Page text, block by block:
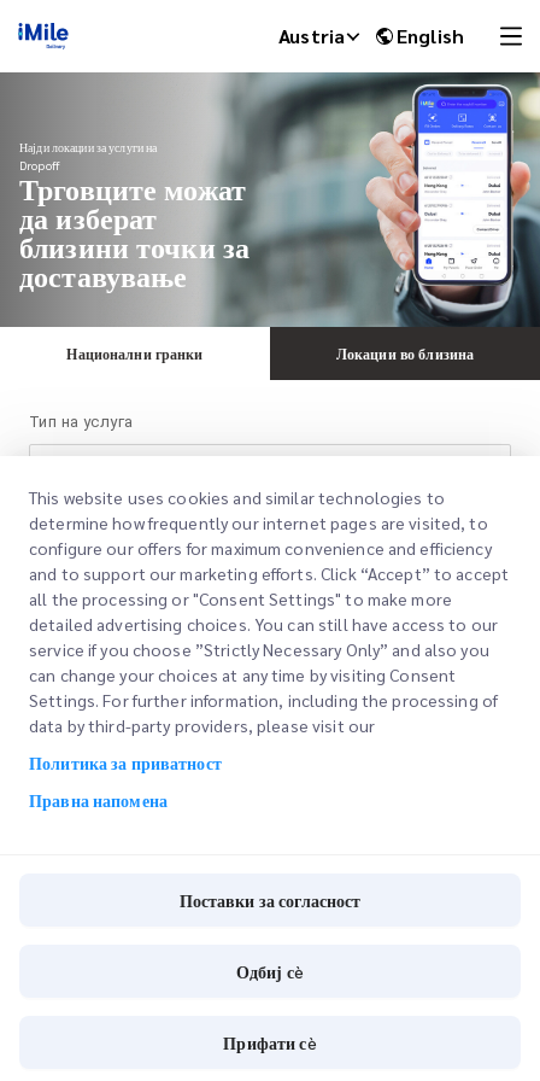
Austria English
Најди локации за услуги на
Dropoff
Трговците можат
да изберат
близини точки за
доставување
Национални гранки Локации во близина
Тип на услуга
Истрага на филијалата
НАЦИОНАЛНИ ГРАНКИ
НАЈДИ ЛОКАЦИЈА
This website uses cookies and similar technologies to
determine how frequently our internet pages are visited, to
configure our offers for maximum convenience and efficiency
and to support our marketing efforts. Click “Accept” to accept
all the processing or "Consent Settings" to make more
detailed advertising choices. You can still have access to our
service if you choose ”Strictly Necessary Only” and also you
can change your choices at any time by visiting Consent
Settings. For further information, including the processing of
data by third-party providers, please visit our
Политика за приватност
Правна напомена
Поставки за согласност
Одбиј сè
Прифати сè